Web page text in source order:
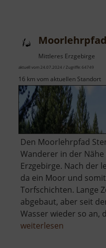
Mittleres Erzgebirge
aktuell vom 24.07.2024 / Zugriffe: 64749
16 km vom aktuellen Standort
Den Moorlehrpfad
Wanderer in der
Erzgebirge. Nach der
da ein Moor und
Torfschichten. Lange
abgebaut, aber seit
Wasser wieder so an,
weiterlesen